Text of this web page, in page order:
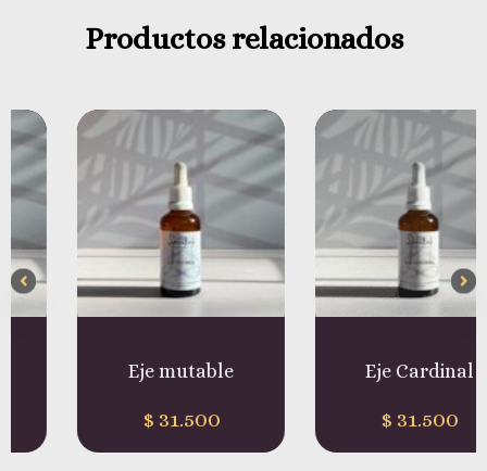
Productos relacionados
Eje mutable
31.500
Eje Cardinal
31.500